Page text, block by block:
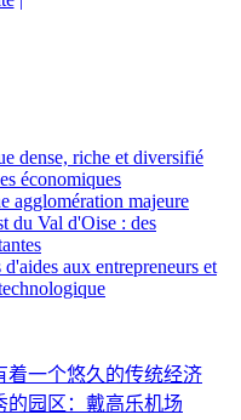
dense, riche et diversifié
économiques
agglomération majeure
du Val d'Oise : des
aux entrepreneurs et
着一个悠久的传统经济
的园区：戴高乐机场